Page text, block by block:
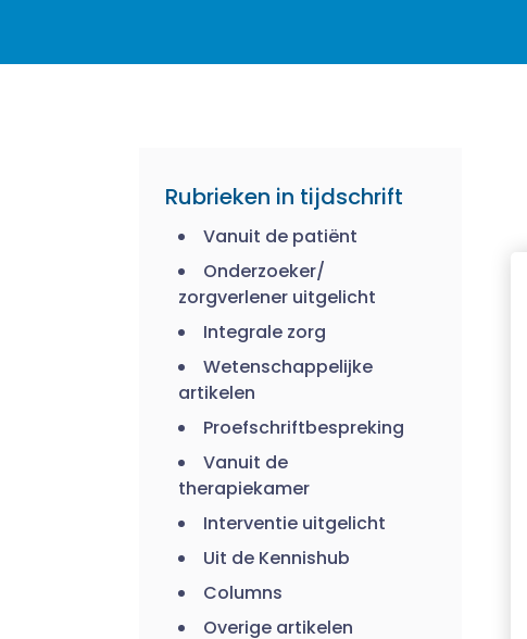
Rubrieken in tijdschrift
Vanuit de patiënt
Onderzoeker/
zorgverlener uitgelicht
Integrale zorg
Wetenschappelijke
artikelen
Proefschriftbespreking
Vanuit de
therapiekamer
Interventie uitgelicht
Uit de Kennishub
Columns
Overige artikelen